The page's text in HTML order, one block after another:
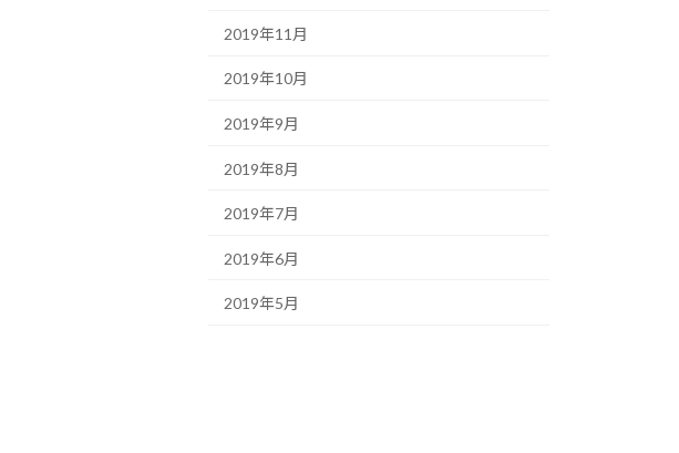
2019年11月
2019年10月
2019年9月
2019年8月
2019年7月
2019年6月
2019年5月